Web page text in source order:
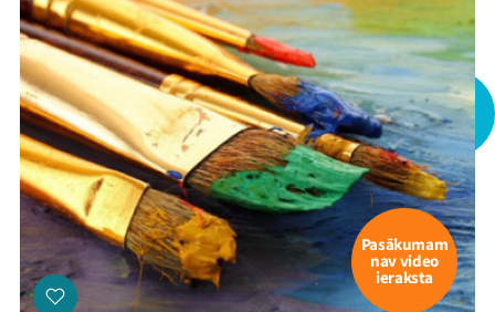
Pasākumam
nav video
ieraksta